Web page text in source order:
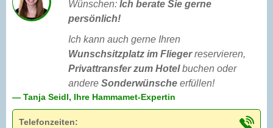
Wünschen: Ich berate Sie gerne
persönlich!
Ich kann auch gerne Ihren
Wunschsitzplatz im Fliegerreservieren,
Privattransfer zum Hotelbuchen oder
andere Sonderwünsche erfüllen!
— Tanja Seidl, Ihre Hammamet-Expertin
Telefonzeiten: